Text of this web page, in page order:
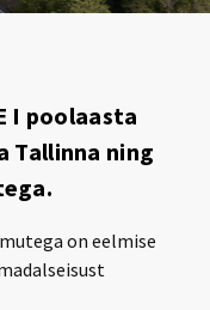
I poolaasta
Tallinna ning
on eelmise